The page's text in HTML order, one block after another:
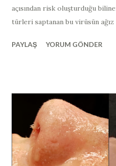
açısından risk oluşturduğu
türleri saptanan bu virüsün
ilişkili lezyonların çoğu iyi
neden olan papilloma virüsleri,
virüs ya da HPV (human
adlandırılır. HPV virüsleri,
yüksek riskli (HR) ve düşük
ayrılır. HPV virüsleri daha çok
PAYLAŞ YORUM GÖNDER